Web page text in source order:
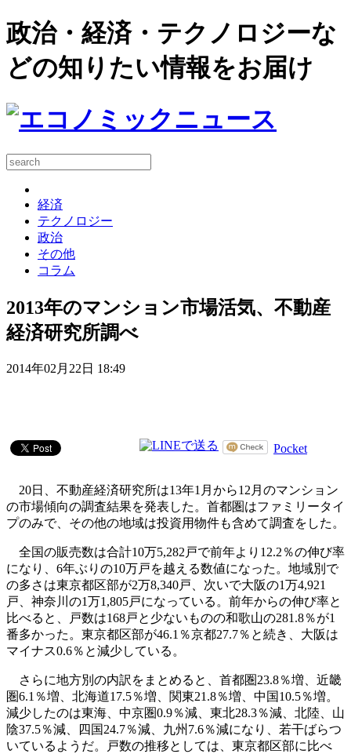
政治・経済・テクノロジーな
どの知りたい情報をお届け
経済
テクノロジー
政治
その他
コラム
2013年のマンション市場活気、不動産
経済研究所調べ
2014年02月22日 18:49
Pocket
20日、不動産経済研究所は13年1月から12月のマンション
の市場傾向の調査結果を発表した。首都圏はファミリータイ
プのみで、その他の地域は投資用物件も含めて調査をした。
全国の販売数は合計10万5,282戸で前年より12.2％の伸び率
になり、6年ぶりの10万戸を越える数値になった。地域別で
の多さは東京都区部が2万8,340戸、次いで大阪の1万4,921
戸、神奈川の1万1,805戸になっている。前年からの伸び率と
比べると、戸数は168戸と少ないものの和歌山の281.8％が1
番多かった。東京都区部が46.1％京都27.7％と続き、大阪は
マイナス0.6％と減少している。
さらに地方別の内訳をまとめると、首都圏23.8％増、近畿
圏6.1％増、北海道17.5％増、関東21.8％増、中国10.5％増。
減少したのは東海、中京圏0.9％減、東北28.3％減、北陸、山
陰37.5％減、四国24.7％減、九州7.6％減になり、若干ばらつ
いているようだ。戸数の推移としては、東京都区部に比べ